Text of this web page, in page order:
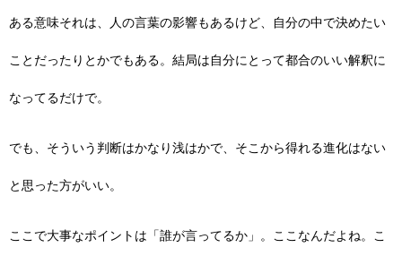
ある意味それは、人の言葉の影響もあるけど、自分の中で決めたい
ことだったりとかでもある。結局は自分にとって都合のいい解釈に
なってるだけで。
でも、そういう判断はかなり浅はかで、そこから得れる進化はない
と思った方がいい。
ここで大事なポイントは「誰が言ってるか」。ここなんだよね。こ